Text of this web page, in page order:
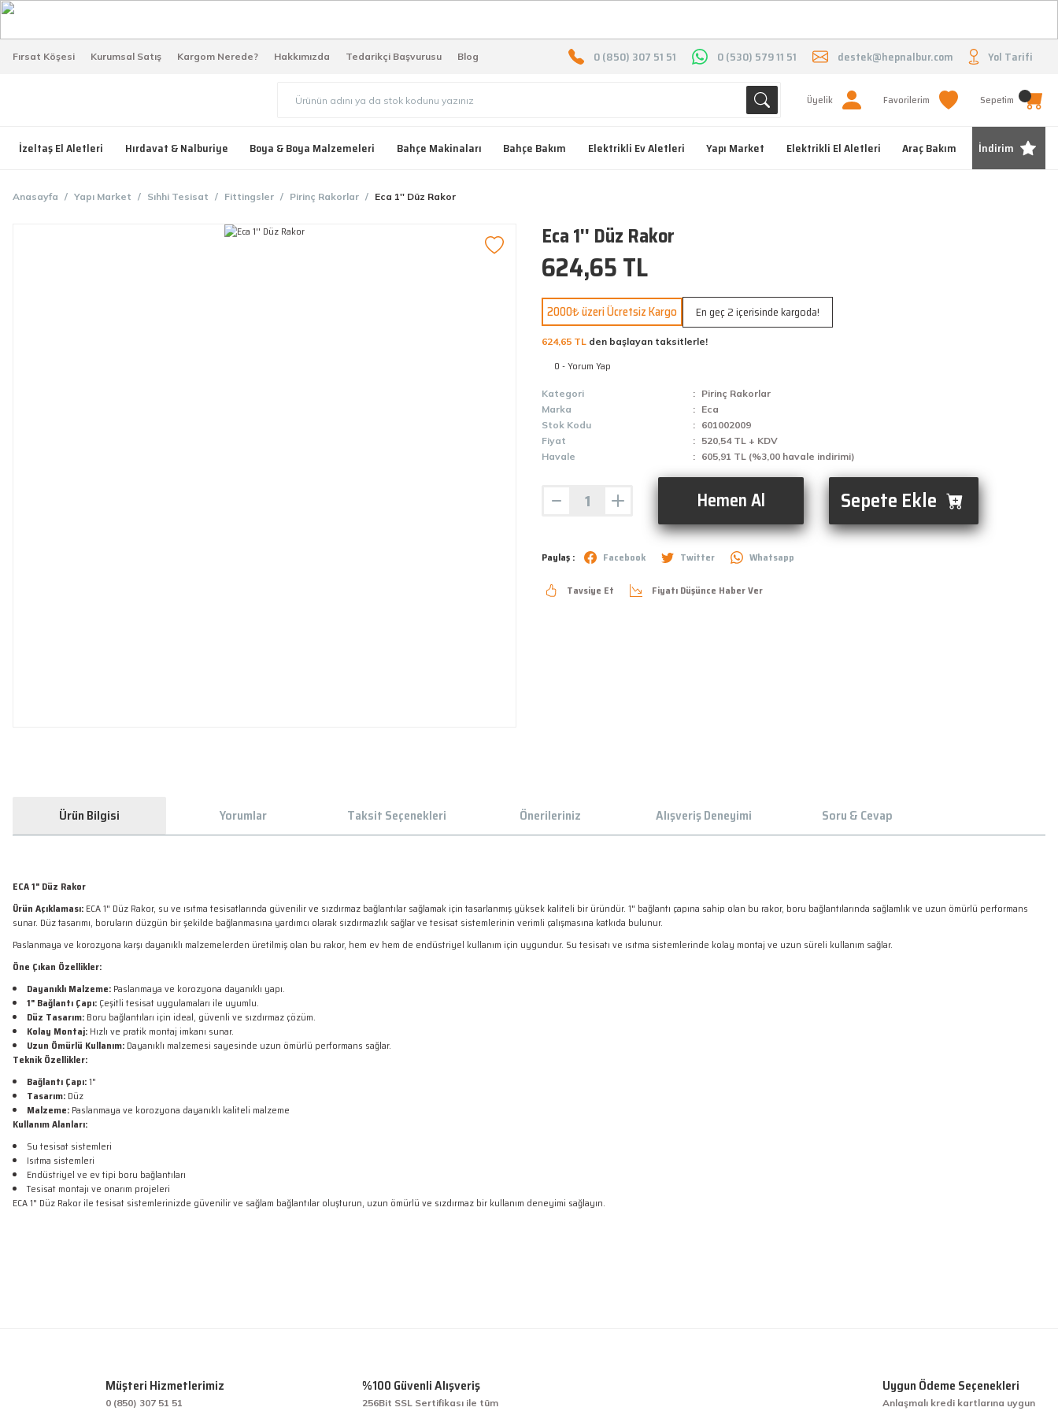
Fırsat Köşesi Kurumsal Satış Kargom Nerede? Hakkımızda Tedarikçi Başvurusu Blog 0 (850) 307 51 51 0 (530) 579 11 51 destek@hepnalbur.com Yol Tarifi
Üyelik Favorilerim Sepetim
İzeltaş El Aletleri Hırdavat & Nalburiye Boya & Boya Malzemeleri Bahçe Makinaları Bahçe Bakım Elektrikli Ev Aletleri Yapı Market Elektrikli El Aletleri Araç Bakım İndirim
Anasayfa Yapı Market Sıhhi Tesisat Fittingsler Pirinç Rakorlar Eca 1'' Düz Rakor
Eca 1'' Düz Rakor
624,65 TL
2000₺ üzeri Ücretsiz Kargo En geç 2 içerisinde kargoda!
624,65 TL den başlayan taksitlerle!
0 - Yorum Yap
Kategori
Pirinç Rakorlar
Marka
Eca
Stok Kodu
601002009
Fiyat
520,54 TL + KDV
Havale
605,91 TL (%3,00 havale indirimi)
Hemen Al Sepete Ekle
Paylaş : Facebook Twitter Whatsapp
Tavsiye Et Fiyatı Düşünce Haber Ver
Ürün Bilgisi Yorumlar Taksit Seçenekleri Önerileriniz Alışveriş Deneyimi Soru & Cevap
ECA 1" Düz Rakor
Ürün Açıklaması: ECA 1" Düz Rakor, su ve ısıtma tesisatlarında güvenilir ve sızdırmaz bağlantılar sağlamak için tasarlanmış yüksek kaliteli bir üründür. 1" bağlantı çapına sahip olan bu rakor, boru bağlantılarında sağlamlık ve uzun ömürlü performans
sunar. Düz tasarımı, boruların düzgün bir şekilde bağlanmasına yardımcı olarak sızdırmazlık sağlar ve tesisat sistemlerinin verimli çalışmasına katkıda bulunur.
Paslanmaya ve korozyona karşı dayanıklı malzemelerden üretilmiş olan bu rakor, hem ev hem de endüstriyel kullanım için uygundur. Su tesisatı ve ısıtma sistemlerinde kolay montaj ve uzun süreli kullanım sağlar.
Öne Çıkan Özellikler:
Dayanıklı Malzeme: Paslanmaya ve korozyona dayanıklı yapı.
1" Bağlantı Çapı: Çeşitli tesisat uygulamaları ile uyumlu.
Düz Tasarım: Boru bağlantıları için ideal, güvenli ve sızdırmaz çözüm.
Kolay Montaj: Hızlı ve pratik montaj imkanı sunar.
Uzun Ömürlü Kullanım: Dayanıklı malzemesi sayesinde uzun ömürlü performans sağlar.
Teknik Özellikler:
Bağlantı Çapı:1"
Tasarım: Düz
Malzeme: Paslanmaya ve korozyona dayanıklı kaliteli malzeme
Kullanım Alanları:
Su tesisat sistemleri
Isıtma sistemleri
Endüstriyel ve ev tipi boru bağlantıları
Tesisat montajı ve onarım projeleri
ECA 1" Düz Rakor ile tesisat sistemlerinizde güvenilir ve sağlam bağlantılar oluşturun, uzun ömürlü ve sızdırmaz bir kullanım deneyimi sağlayın.
Ürün bilgilerinde hatalar bulunuyor.
mehmet sert | 13/02/2026Müşteri Hizmetlerimiz
0 (850) 307 51 51
%100 Güvenli Alışveriş
256Bit SSL Sertifikası ile tüm
Uygun Ödeme Seçenekleri
Anlaşmalı kredi kartlarına uygun